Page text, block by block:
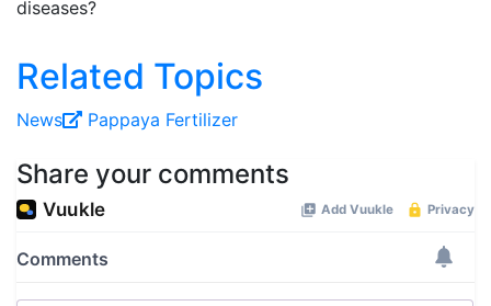
Related Topics
News Pappaya Fertilizer